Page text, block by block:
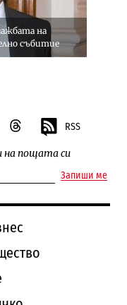
на
събитие
threads RSS
на пощата си
Запиши ме